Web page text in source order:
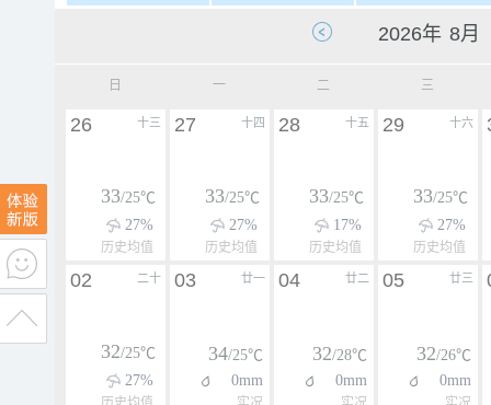
日 一 二 三
十三
26
33/25℃
27%
历史均值
十四
27
33/25℃
27%
历史均值
十五
28
33/25℃
17%
历史均值
十六
29
33/25℃
27%
历史均值
二十
02
32/25℃
27%
廿一
03
34/25℃
0mm
廿二
04
32/28℃
0mm
廿三
05
32/26℃
0mm